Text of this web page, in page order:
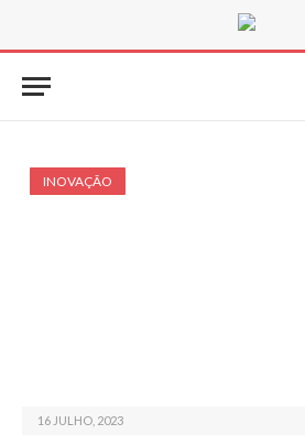
INOVAÇÃO
16 JULHO, 2023